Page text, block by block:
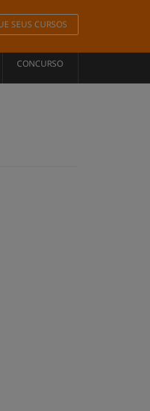
SEUS CURSOS
CONCURSO